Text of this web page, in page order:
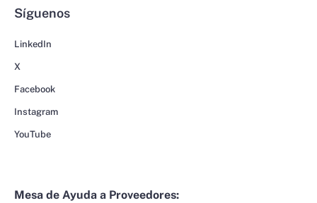
Síguenos
LinkedIn
X
Facebook
Instagram
YouTube
Mesa de Ayuda a Proveedores: